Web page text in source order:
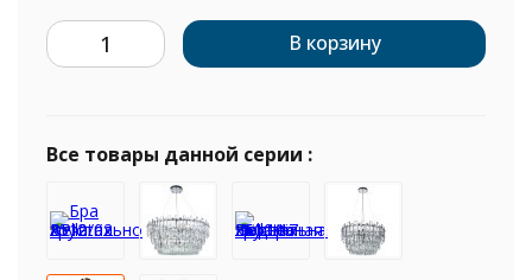
В корзину
Все товары данной серии :